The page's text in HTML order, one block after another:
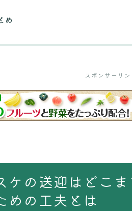
め
スポンサーリン
ケの送迎はどこ
めの工夫とは